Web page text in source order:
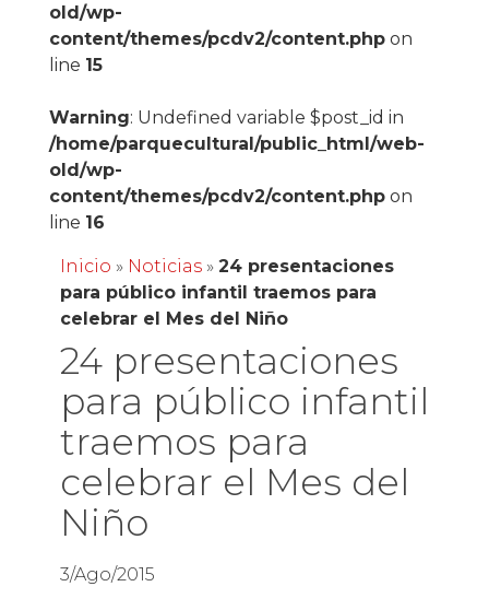
old/wp-
content/themes/pcdv2/content.phpon
line 15
Warning: Undefined variable $post_id in
/home/parquecultural/public_html/web-
old/wp-
content/themes/pcdv2/content.phpon
line 16
Inicio » Noticias» 24 presentaciones
para público infantil traemos para
celebrar el Mes del Niño
24 presentaciones
para público infantil
traemos para
celebrar el Mes del
Niño
3/Ago/2015